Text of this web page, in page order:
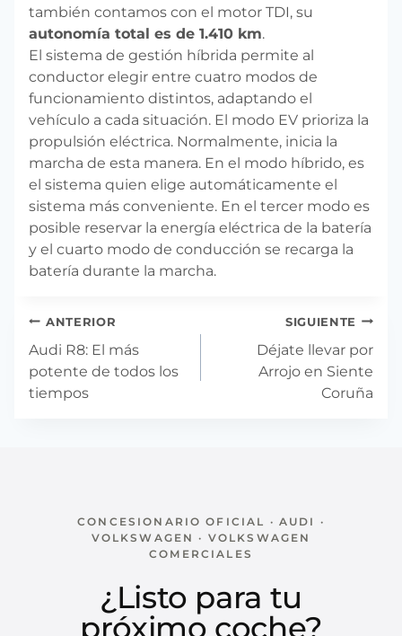
también contamos con el motor TDI, su
autonomía total es de 1.410 km.
El sistema de gestión híbrida permite al
conductor elegir entre cuatro modos de
funcionamiento distintos, adaptando el
vehículo a cada situación. El modo EV prioriza la
propulsión eléctrica. Normalmente, inicia la
marcha de esta manera. En el modo híbrido, es
el sistema quien elige automáticamente el
sistema más conveniente. En el tercer modo es
posible reservar la energía eléctrica de la batería
y el cuarto modo de conducción se recarga la
batería durante la marcha.
Navegación
de
entradas
ANTERIOR
Audi R8: El más
potente de todos los
tiempos
SIGUIENTE
Déjate llevar por
Arrojo en Siente
Coruña
CONCESIONARIO OFICIAL · AUDI ·
VOLKSWAGEN · VOLKSWAGEN
COMERCIALES
¿Listo para tu
próximo coche?